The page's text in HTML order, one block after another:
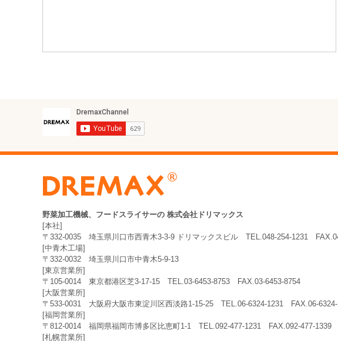
野菜加工機械、フードスライサーの 株式会社ドリマックス
[本社]
〒332-0035 埼玉県川口市西青木3-3-9 ドリマックスビル TEL.048-254-1231
[中青木工場]
〒332-0032 埼玉県川口市中青木5-9-13
[東京営業所]
〒105-0014 東京都港区芝3-17-15 TEL.03-6453-8753
FAX.03-6453-8754
[大阪営業所]
〒533-0031 大阪府大阪市東淀川区西淡路1-15-25 TEL.06-6324-1231
FAX.06-
[福岡営業所]
〒812-0014 福岡県福岡市博多区比恵町1-1 TEL.092-477-1231
FAX.092-477-1339
[札幌営業所]